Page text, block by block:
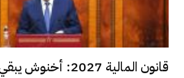
قانون المالية 2027: أخنوش يبقي على دعم...